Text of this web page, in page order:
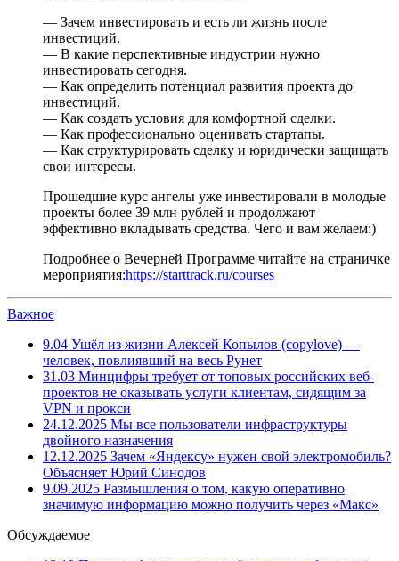
— Зачем инвестировать и есть ли жизнь после
инвестиций.
— В какие перспективные индустрии нужно
инвестировать сегодня.
— Как определить потенциал развития проекта до
инвестиций.
— Как создать условия для комфортной сделки.
— Как профессионально оценивать стартапы.
— Как структурировать сделку и юридически защищать
свои интересы.
Прошедшие курс ангелы уже инвестировали в молодые
проекты более 39 млн рублей и продолжают
эффективно вкладывать средства. Чего и вам желаем:)
Подробнее о Вечерней Программе читайте на страничке
мероприятия:https://starttrack.ru/courses
Важное
9.04 Ушёл из жизни Алексей Копылов (copylove) —
человек, повлиявший на весь Рунет
31.03 Минцифры требует от топовых российских веб-
проектов не оказывать услуги клиентам, сидящим за
VPN и прокси
24.12.2025 Мы все пользователи инфраструктуры
двойного назначения
12.12.2025 Зачем «Яндексу» нужен свой электромобиль?
Объясняет Юрий Синодов
9.09.2025 Размышления о том, какую оперативно
значимую информацию можно получить через «Макс»
Обсуждаемое